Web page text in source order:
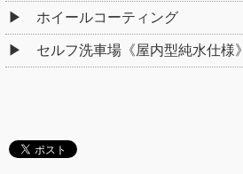
ホイールコーティング
セルフ洗車場《屋内型純水仕様》